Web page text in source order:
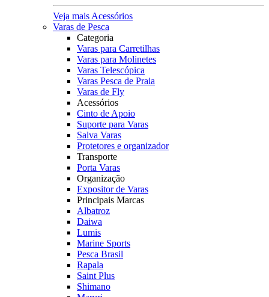
Veja mais Acessórios
Varas de Pesca
Categoria
Varas para Carretilhas
Varas para Molinetes
Varas Telescópica
Varas Pesca de Praia
Varas de Fly
Acessórios
Cinto de Apoio
Suporte para Varas
Salva Varas
Protetores e organizador
Transporte
Porta Varas
Organização
Expositor de Varas
Principais Marcas
Albatroz
Daiwa
Lumis
Marine Sports
Pesca Brasil
Rapala
Saint Plus
Shimano